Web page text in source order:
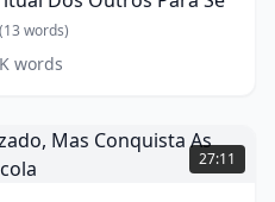
(13 words)
words
27:11